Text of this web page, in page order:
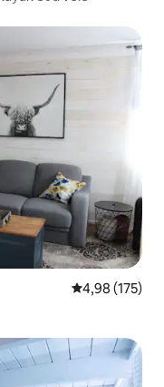
aimés
Note
4,98 (175)